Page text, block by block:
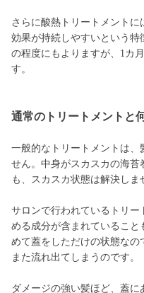
さらに酸熱トリートメント
効果が持続しやすいという
の程度にもよりますが、1カ
す。
通常のトリートメントと
一般的なトリートメントは、
せん。中身がスカスカの海苔
も、スカスカ状態は解決しま
サロンで行われているトリ
める成分が含まれているこ
めて蓋をしただけの状態な
また流れ出てしまうのです。
ダメージの強い髪ほど、蓋